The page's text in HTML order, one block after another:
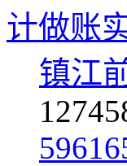
计做账
镇江
127